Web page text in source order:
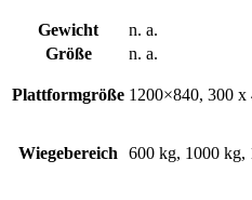
Gewicht
n. a.
Größe
n. a.
Plattformgröße 1200×840, 300 x
Wiegebereich 600 kg, 1000 kg,